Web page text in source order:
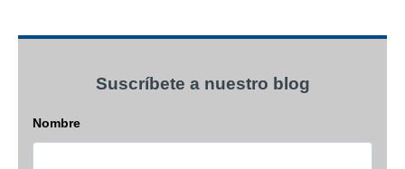
Suscríbete a nuestro blog
Nombre